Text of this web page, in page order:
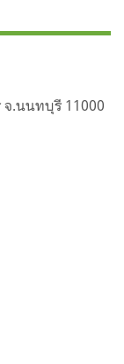
จ.นนทบุรี 11000